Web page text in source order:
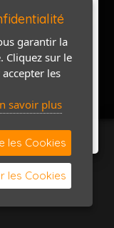
garantir la
Cliquez sur le
les
savoir plus
les Cookies
les Cookies